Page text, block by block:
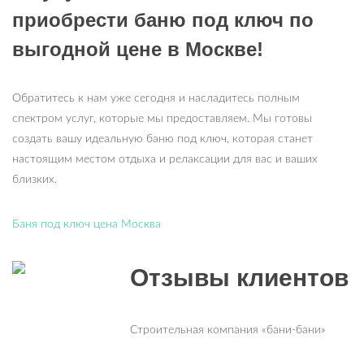
приобрести баню под ключ по
выгодной цене в Москве!
Обратитесь к нам уже сегодня и насладитесь полным
спектром услуг, которые мы предоставляем. Мы готовы
создать вашу идеальную баню под ключ, которая станет
настоящим местом отдыха и релаксации для вас и ваших
близких.
Баня под ключ цена Москва
Отзывы клиентов
Строительная компания «бани-бани»